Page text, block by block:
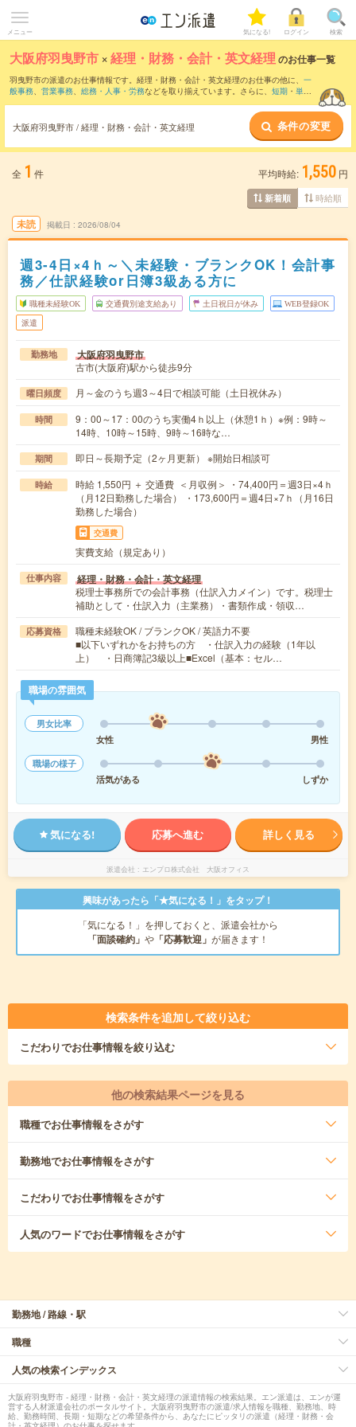
メニュー 気になる! ログイン 検索
大阪府羽曳野市 ×経理・財務・会計・英文経理 のお仕事一覧
羽曳野市の派遣のお仕事情報です。経理・財務・会計・英文経理のお仕事の他に、 一
般事務、 営業事務、 総務・人事・労務などを取り揃えています。さらに、 短期 ・ 単発
大阪府羽曳野市 / 経理・財務・会計・英文経理 条件の変更
全 1 件 平均時給: 1,550 円
新着順 時給順
未読 掲載日 2026/08/04
週3-4日×4ｈ～＼未経験・ブランクOK！会計事
務／仕訳経験or日簿3級ある方に
職種未経験OK 交通費別途支給あり 土日祝日が休み WEB登録OK
派遣
勤務地 大阪府羽曳野市
古市(大阪府)駅から徒歩9分
曜日頻度 月～金のうち週3～4日で相談可能（土日祝休み）
時間
9：00～17：00のうち実働4ｈ以上（休憩1ｈ）※例：9時～
14時、10時～15時、9時～16時な…
期間 即日～長期予定（2ヶ月更新） ※開始日相談可
時給
時給 1,550円 ＋ 交通費 ＜月収例＞ ・74,400円＝週3日×4ｈ
（月12日勤務した場合） ・173,600円＝週4日×7ｈ（月16日
勤務した場合）
交通費
実費支給（規定あり）
仕事内容 経理・財務・会計・英文経理
税理士事務所での会計事務（仕訳入力メイン）です。税理士
補助として・仕訳入力（主業務）・書類作成・領収…
応募資格
職種未経験OK / ブランクOK / 英語力不要
■以下いずれかをお持ちの方 ・仕訳入力の経験（1年以
上） ・日商簿記3級以上■Excel（基本：セル…
職場の雰囲気
男女比率
女性
男性
職場の様子
活気がある
しずか
気になる! 応募へ進む 詳しく見る
派遣会社 エンプロ株式会社 大阪オフィス
興味があったら「★気になる！」をタップ！
「気になる！」を押しておくと、派遣会社から
「面談確約」 や 「応募歓迎」 が届きます！
検索条件を追加して絞り込む
こだわりでお仕事情報を絞り込む
他の検索結果ページを見る
職種でお仕事情報をさがす
勤務地でお仕事情報をさがす
こだわりでお仕事情報をさがす
人気のワードでお仕事情報をさがす
勤務地 / 路線・駅
職種
人気の検索インデックス
大阪府羽曳野市 - 経理・財務・会計・英文経理の派遣情報の検索結果。エン派遣は、エンが運
営する人材派遣会社のポータルサイト。大阪府羽曳野市の派遣/求人情報を職種、勤務地、時
給、勤務時間、長期・短期などの希望条件から、あなたにピッタリの派遣（経理・財務・会